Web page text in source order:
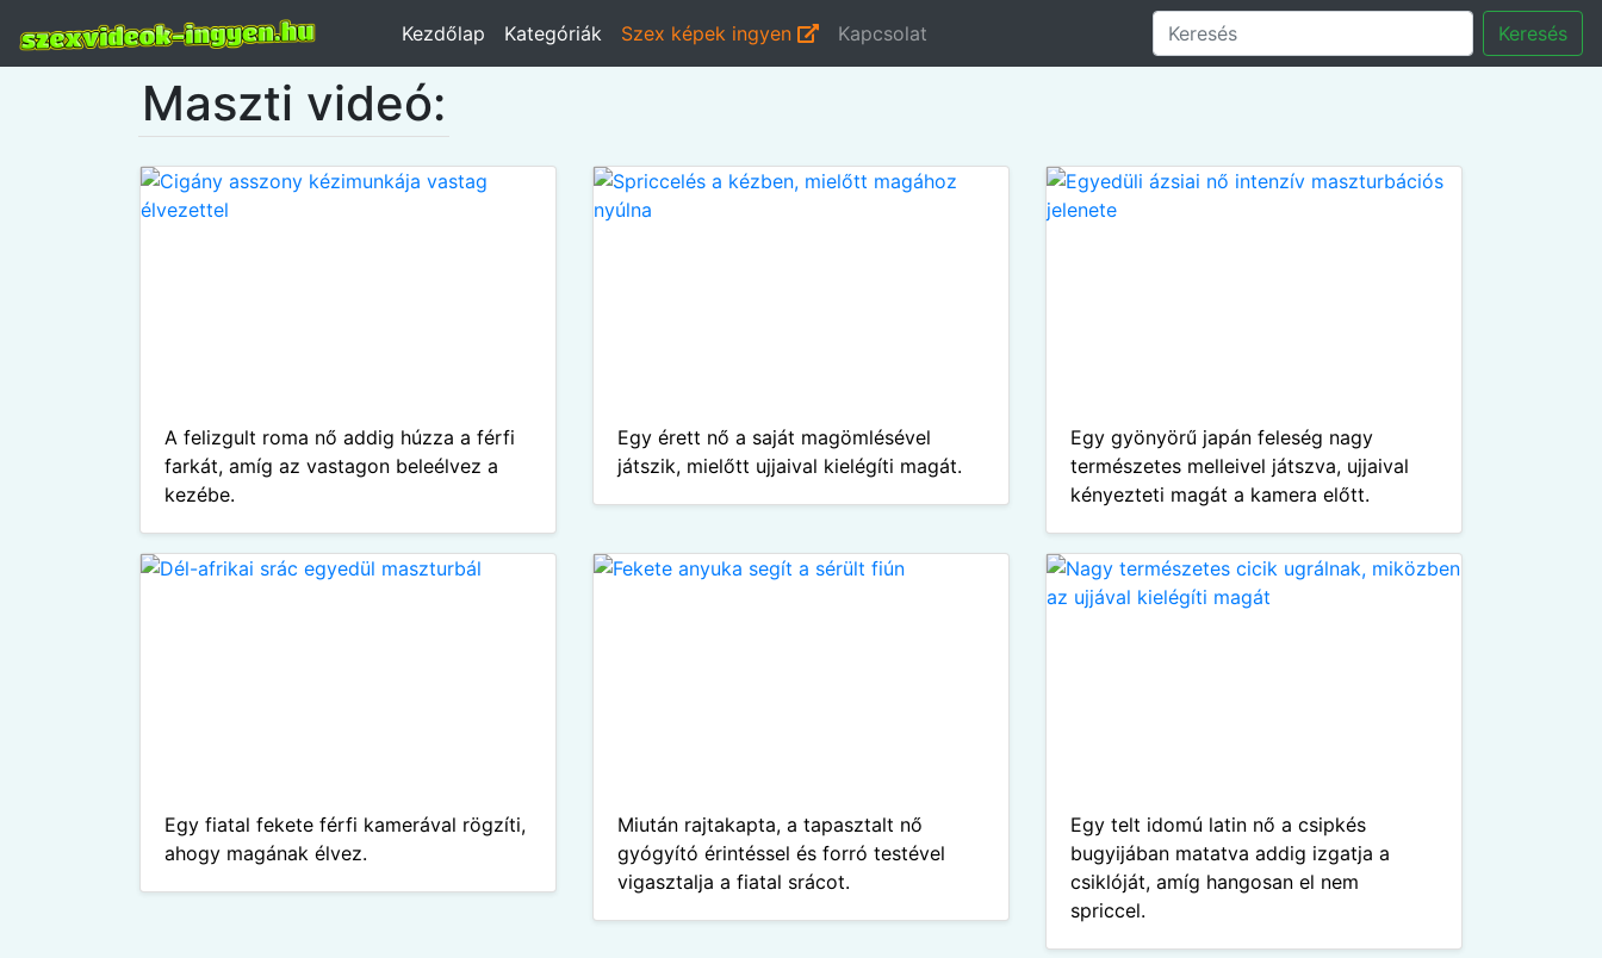
Kezdőlap Kategóriák Szex képek ingyen Kapcsolat Keresés
Maszti videó:
A felizgult roma nő addig húzza a férfi
farkát, amíg az vastagon beleélvez a
kezébe.
Egy érett nő a saját magömlésével
játszik, mielőtt ujjaival kielégíti magát.
Egy gyönyörű japán feleség nagy
természetes melleivel játszva, ujjaival
kényezteti magát a kamera előtt.
Egy fiatal fekete férfi kamerával rögzíti,
ahogy magának élvez.
Miután rajtakapta, a tapasztalt nő
gyógyító érintéssel és forró testével
vigasztalja a fiatal srácot.
Egy telt idomú latin nő a csipkés
bugyijában matatva addig izgatja a
csiklóját, amíg hangosan el nem
spriccel.